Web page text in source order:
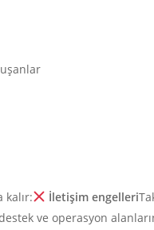
kalır: İletişim engelleri
ve operasyon